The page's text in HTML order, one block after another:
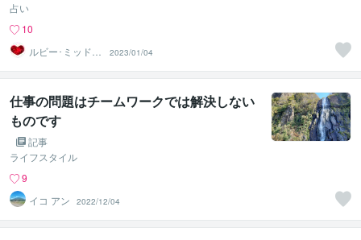
占い
10
ルビー･ミッドナ
イト
2023/01/04
仕事の問題はチームワークでは解決しない
ものです
記事
ライフスタイル
9
イコ アン
2022/12/04